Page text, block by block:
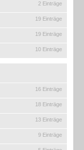
2 Einträge
19 Einträge
19 Einträge
10 Einträge
16 Einträge
18 Einträge
13 Einträge
9 Einträge